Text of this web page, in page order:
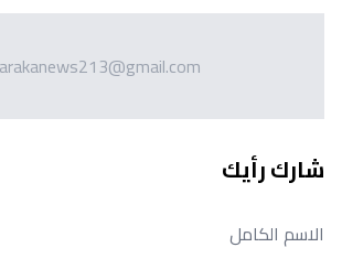
شارك رأيك